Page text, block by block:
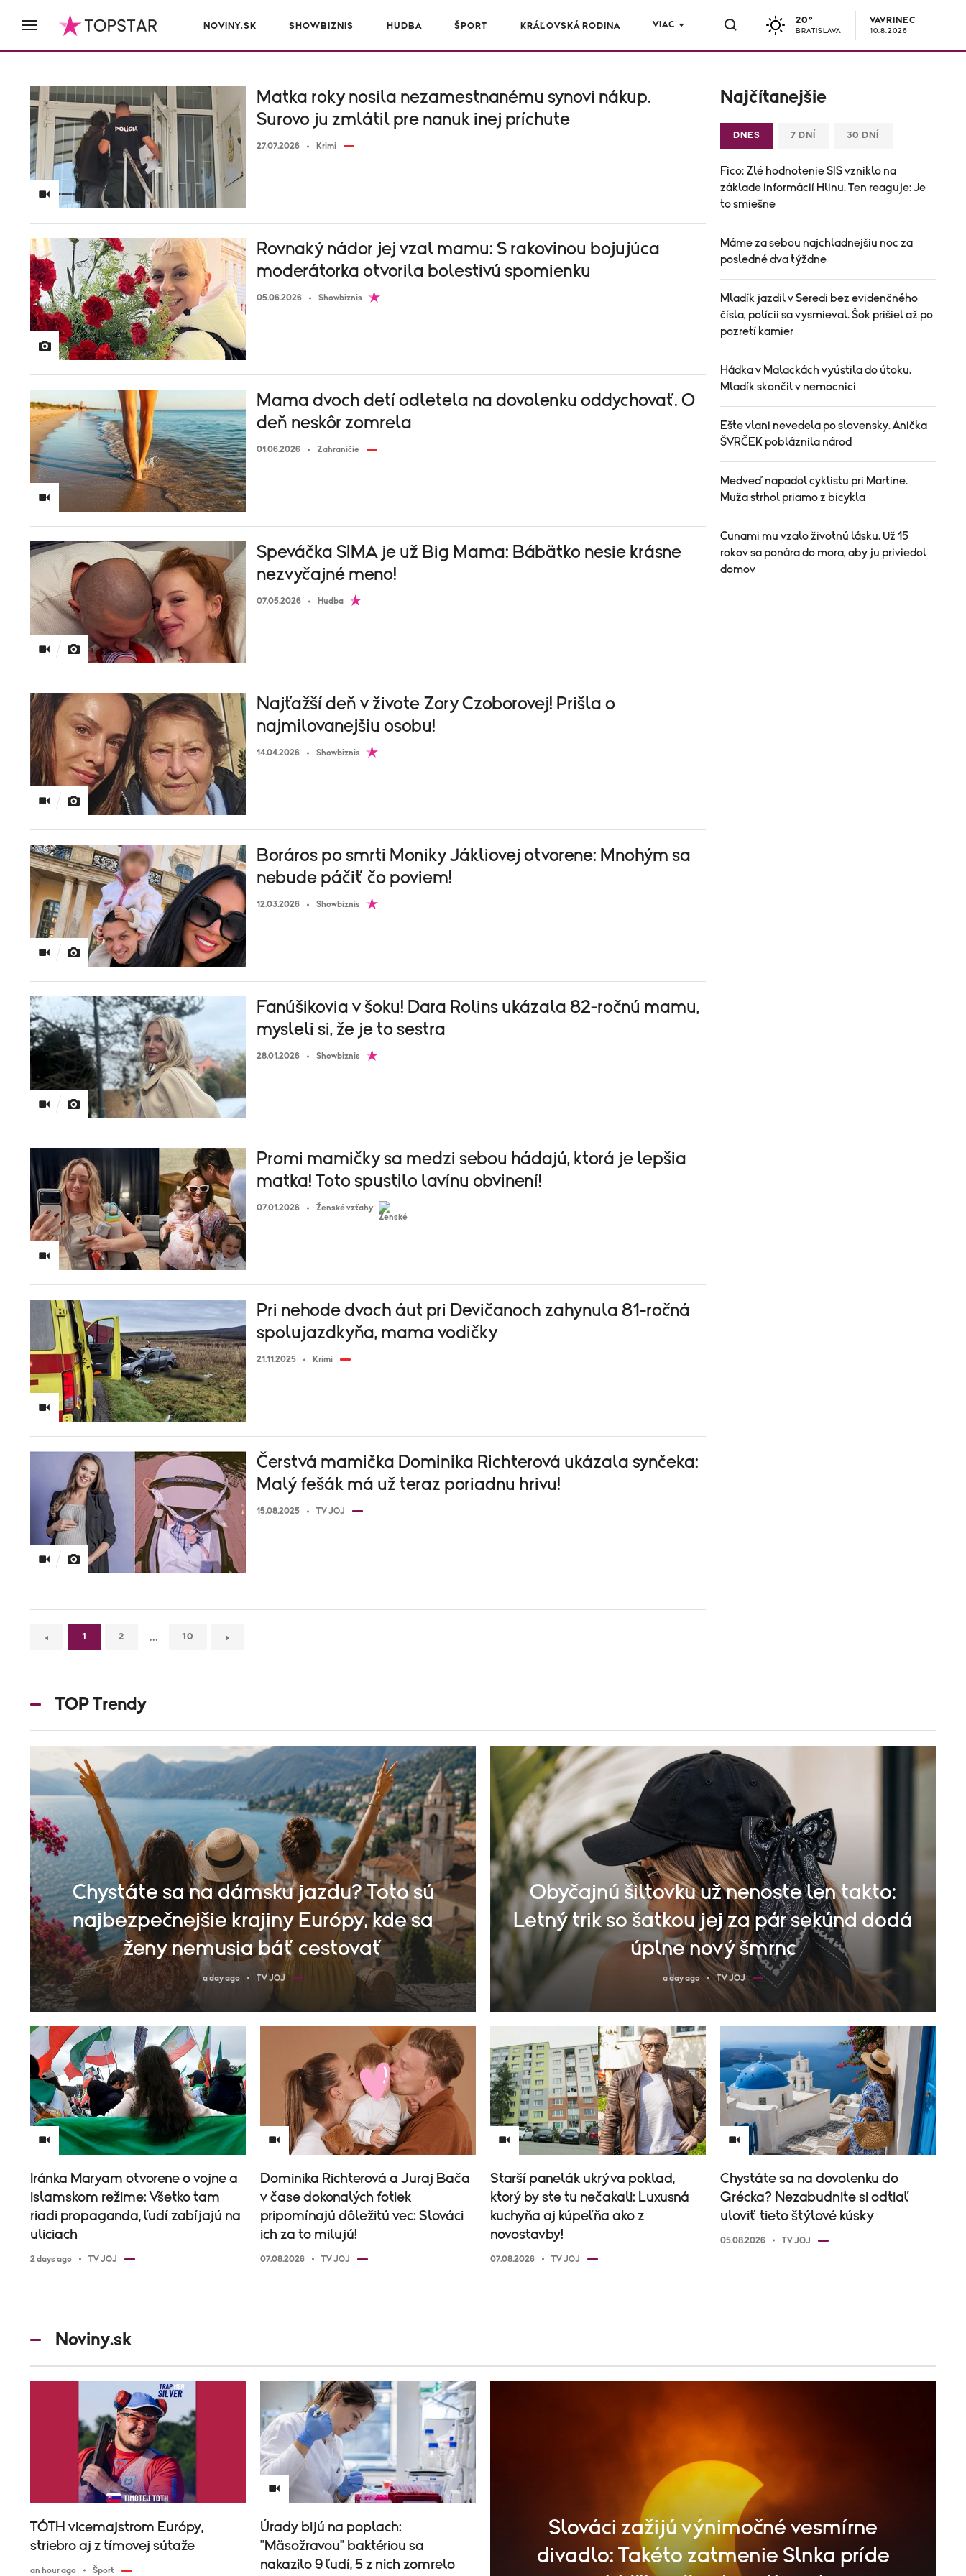
NOVINY.SK SHOWBIZNIS HUDBA ŠPORT KRÁĽOVSKÁ RODINA VIAC 20°
BRATISLAVA
VAVRINEC
10.8.2026
Matka roky nosila nezamestnanému synovi nákup.
Surovo ju zmlátil pre nanuk inej príchute
27.07.2026 Krimi
Rovnaký nádor jej vzal mamu: S rakovinou bojujúca
moderátorka otvorila bolestivú spomienku
05.06.2026 Showbiznis
Mama dvoch detí odletela na dovolenku oddychovať. O
deň neskôr zomrela
01.06.2026 Zahraničie
Speváčka SIMA je už Big Mama: Bábätko nesie krásne
nezvyčajné meno!
07.05.2026 Hudba
Najťažší deň v živote Zory Czoborovej! Prišla o
najmilovanejšiu osobu!
14.04.2026 Showbiznis
Boráros po smrti Moniky Jákliovej otvorene: Mnohým sa
nebude páčiť čo poviem!
12.03.2026 Showbiznis
Fanúšikovia v šoku! Dara Rolins ukázala 82-ročnú mamu,
mysleli si, že je to sestra
28.01.2026 Showbiznis
Promi mamičky sa medzi sebou hádajú, ktorá je lepšia
matka! Toto spustilo lavínu obvinení!
07.01.2026 Ženské vzťahy
Pri nehode dvoch áut pri Devičanoch zahynula 81-ročná
spolujazdkyňa, mama vodičky
21.11.2025 Krimi
Čerstvá mamička Dominika Richterová ukázala synčeka:
Malý fešák má už teraz poriadnu hrivu!
15.08.2025 TV JOJ
1 2 … 10
Najčítanejšie
DNES 7 DNÍ 30 DNÍ
Fico: Zlé hodnotenie SIS vzniklo na
základe informácií Hlinu. Ten reaguje: Je
to smiešne
Máme za sebou najchladnejšiu noc za
posledné dva týždne
Mladík jazdil v Seredi bez evidenčného
čísla, polícii sa vysmieval. Šok prišiel až po
pozretí kamier
Hádka v Malackách vyústila do útoku.
Mladík skončil v nemocnici
Ešte vlani nevedela po slovensky. Anička
ŠVRČEK pobláznila národ
Medveď napadol cyklistu pri Martine.
Muža strhol priamo z bicykla
Cunami mu vzalo životnú lásku. Už 15
rokov sa ponára do mora, aby ju priviedol
domov
TOP Trendy
Chystáte sa na dámsku jazdu? Toto sú
najbezpečnejšie krajiny Európy, kde sa
ženy nemusia báť cestovať
a day ago TV JOJ
Obyčajnú šiltovku už nenoste len takto:
Letný trik so šatkou jej za pár sekúnd dodá
úplne nový šmrnc
a day ago TV JOJ
Iránka Maryam otvorene o vojne a
islamskom režime: Všetko tam
riadi propaganda, ľudí zabíjajú na
uliciach
2 days ago TV JOJ
Dominika Richterová a Juraj Bača
v čase dokonalých fotiek
pripomínajú dôležitú vec: Slováci
ich za to milujú!
07.08.2026 TV JOJ
Starší panelák ukrýva poklad,
ktorý by ste tu nečakali: Luxusná
kuchyňa aj kúpeľňa ako z
novostavby!
07.08.2026 TV JOJ
Chystáte sa na dovolenku do
Grécka? Nezabudnite si odtiaľ
uloviť tieto štýlové kúsky
05.08.2026 TV JOJ
Noviny.sk
TÓTH vicemajstrom Európy,
striebro aj z tímovej sútaže
an hour ago Šport
Úrady bijú na poplach:
"Mäsožravou" baktériou sa
nakazilo 9 ľudí, 5 z nich zomrelo
Slováci zažijú výnimočné vesmírne
divadlo: Takéto zatmenie Slnka príde